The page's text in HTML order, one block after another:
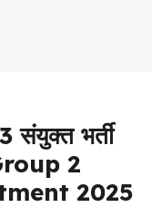
संयुक्त भर्ती
2
2025